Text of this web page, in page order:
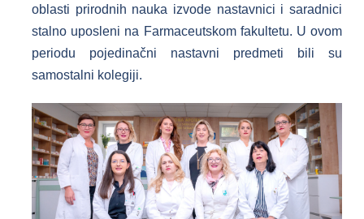
oblasti prirodnih nauka izvode nastavnici i saradnici
stalno uposleni na Farmaceutskom fakultetu. U ovom
periodu pojedinačni nastavni predmeti bili su
samostalni kolegiji.